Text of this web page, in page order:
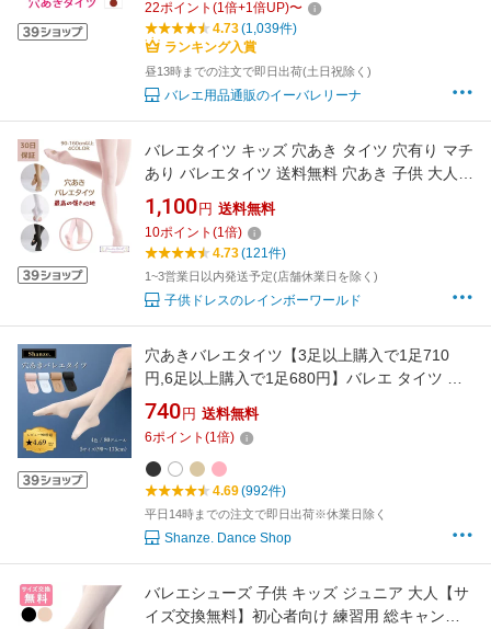
22ポイント (1倍+1倍UP)〜
4.73(1,039件)
ランキング入賞
昼13時までの注文で即日出荷(土日祝除く)
バレエ用品通販のイーバレリーナ
バレエタイツ キッズ 穴あき タイツ 穴有り マチ
あり バレエタイツ 送料無料 穴あき 子供 大人
バレエ タイツ ホワイト 白 ヨーロピアン ピンク
バレエタイツ 黒 大きいサイズ フォーマルキッ
ズ ジュニア レギンス ストッキング マチ付き 伸
1,100 円 送料無料
10ポイント (1倍)
4.73(121件)
1~3営業日以内発送予定(店舗休業日を除く)
子供ドレスのレインボーワールド
穴あきバレエタイツ【3足以上購入で1足710
円,6足以上購入で1足680円】バレエ タイツ 穴
あき コンバーチブル キッズ 大人 ジュニア 子供
子供用 バレエタイツ コンバーチブルタイツ
80D 80デニール 新体操 バトン 厚手 丈夫
740 円 送料無料
6ポイント (1倍)
4.69(992件)
平日14時までの注文で即日出荷※休業日除く
Shanze. Dance Shop
バレエシューズ 子供 キッズ ジュニア 大人【サ
イズ交換無料】初心者向け 練習用 総キャンバ